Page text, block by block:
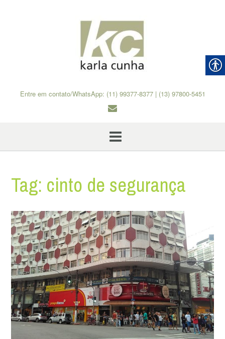
Entre em contato/WhatsApp: (11) 99377-8377 | (13) 97800-5451
Tag: cinto de segurança